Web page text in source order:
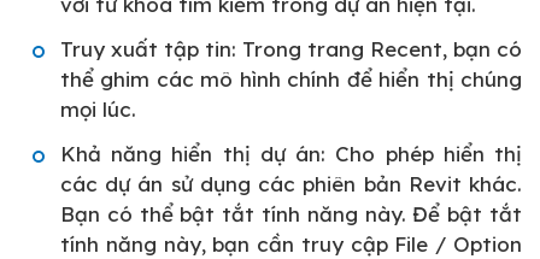
Truy xuất tập tin: Trong trang Recent, bạn có
thể ghim các mô hình chính để hiển thị chúng
mọi lúc.
Khả năng hiển thị dự án: Cho phép hiển thị
các dự án sử dụng các phiên bản Revit khác.
Bạn có thể bật tắt tính năng này. Để bật tắt
tính năng này, bạn cần truy cập File / Option